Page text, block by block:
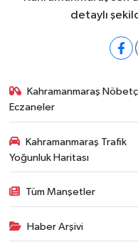
detaylı
Kahramanmaraş
Eczaneler
Kahramanmaraş Trafik
Yoğunluk Haritası
Tüm Manşetler
Haber Arşivi